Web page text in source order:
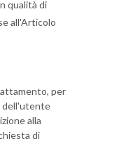
qualità di
all'Articolo
per
dell'utente
alla
di